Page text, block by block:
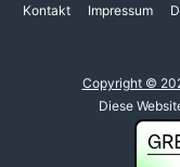
Kontakt Impressum
Copyright ©
Diese